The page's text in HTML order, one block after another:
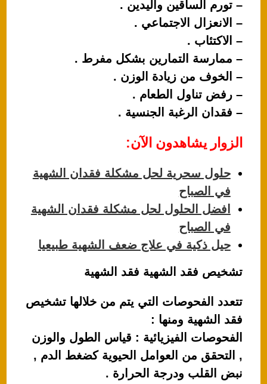
– تورم الساقين واليدين .
– الانعزال الاجتماعي .
– الاكتئاب .
– ممارسة التمارين بشكل مفرط .
– الخوف من زيادة الوزن .
– رفض تناول الطعام .
– فقدان الرغبة الجنسية .
الزوار يشاهدون الآن:
حلول سحرية لحل مشكلة فقدان الشهية
في الصباح
افضل الحلول لحل مشكلة فقدان الشهية
في الصباح
حيل ذكية في علاج ضعف الشهية طبيعيا
تشخيص فقد الشهية فقد الشهية
تتعدد الفحوصات التي يتم من خلالها تشخيص
فقد الشهية ومنها :
الفحوصات الفيزيائية : قياس الطول والوزن
, التحقق من العوامل الحيوية كضغط الدم ,
نبض القلب ودرجة الحرارة .